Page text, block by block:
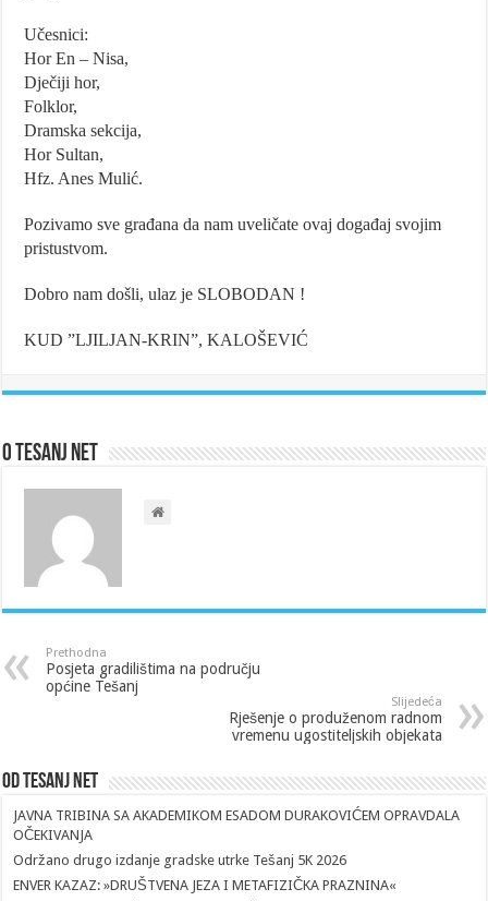
Učesnici:
Hor En – Nisa,
Dječiji hor,
Folklor,
Dramska sekcija,
Hor Sultan,
Hfz. Anes Mulić.
Pozivamo sve građana da nam uveličate ovaj događaj svojim
pristustvom.
Dobro nam došli, ulaz je SLOBODAN !
KUD ”LJILJAN-KRIN”, KALOŠEVIĆ
O Tesanj Net
Prethodna
Posjeta gradilištima na području
općine Tešanj
Slijedeća
Rješenje o produženom radnom
vremenu ugostiteljskih objekata
Od Tesanj Net
JAVNA TRIBINA SA AKADEMIKOM ESADOM DURAKOVIĆEM OPRAVDALA
OČEKIVANJA
Održano drugo izdanje gradske utrke Tešanj 5K 2026
ENVER KAZAZ: »DRUŠTVENA JEZA I METAFIZIČKA PRAZNINA«